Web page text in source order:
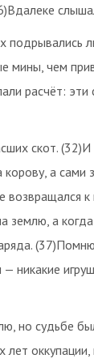
подрывались
мины, чем
расчёт: эти
скот.
а сами
а
никакие
но судьбе